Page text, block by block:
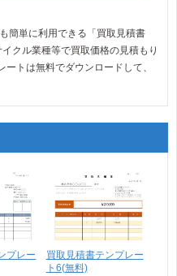
簡単に利用できる「買取見積書
クル業種等で買取価格の見積もり
トは無料でダウンロードして、
プレー
買取見積書テンプレー
ト6(無料)